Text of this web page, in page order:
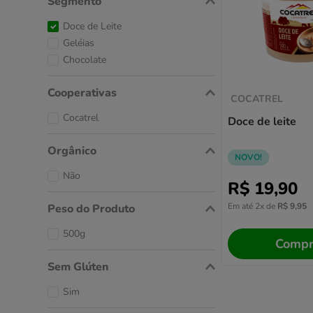
Doce de Leite
Geléias
Chocolate
Cooperativas
Cocatrel
Orgânico
Não
Peso do Produto
500g
Sem Glúten
Sim
COCATREL
Doce de leite
NOVO!
R$ 19,90
Em até 2x de R$ 9,95